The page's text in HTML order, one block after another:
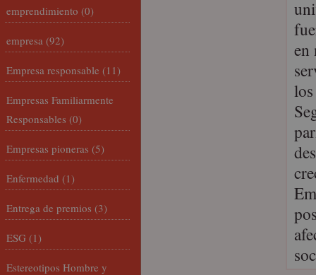
en
emprendimiento (0)
empresa (92)
Empresa responsable (11)
Empresas Familiarmente
Responsables (0)
Empresas pioneras (5)
Enfermedad (1)
Entrega de premios (3)
ESG (1)
Estereotipos Hombre y